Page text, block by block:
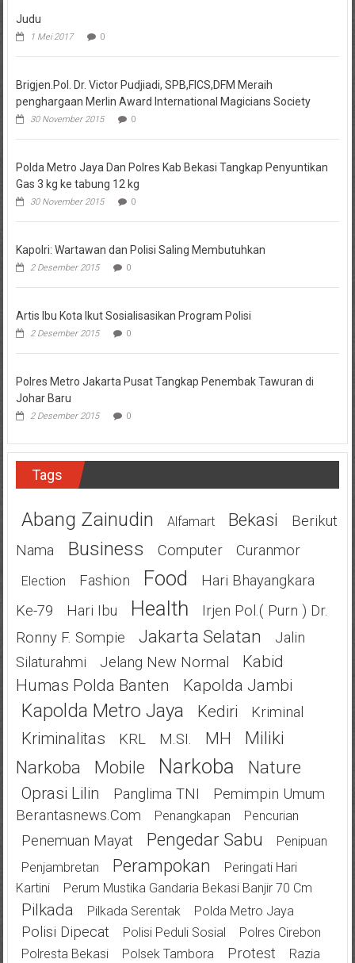
Judu
1 Mei 2017 0
Brigjen.Pol. Dr. Victor Pudjiadi, SPB,FICS,DFM Meraih
penghargaan Merlin Award International Magicians Society
30 November 2015 0
Polda Metro Jaya Dan Polres Kab Bekasi Tangkap Penyuntikan
Gas 3 kg ke tabung 12 kg
30 November 2015 0
Kapolri: Wartawan dan Polisi Saling Membutuhkan
2 Desember 2015 0
Artis Ibu Kota Ikut Sosialisasikan Program Polisi
2 Desember 2015 0
Polres Metro Jakarta Pusat Tangkap Penembak Tawuran di
Johar Baru
2 Desember 2015 0
Tags
Abang Zainudin Alfamart Bekasi
Berikut
Nama
Business Computer Curanmor
Election Fashion Food
Hari Bhayangkara
Ke-79
Hari Ibu Health
Irjen Pol.( Purn ) Dr.
Ronny F. Sompie
Jakarta Selatan
Jalin
Silaturahmi
Jelang New Normal
Kabid
Humas Polda Banten
Kapolda Jambi
Kapolda Metro Jaya Kediri Kriminal
Kriminalitas KRL M.SI. MH
Miliki
Narkoba
Mobile Narkoba Nature
Oprasi Lilin Panglima TNI
Pemimpin Umum
Berantasnews.com
Penangkapan Pencurian
Penemuan Mayat Pengedar Sabu
Penipuan
Penjambretan
Perampokan
Peringati Hari
Kartini
Perum Mustika Gandaria Bekasi Banjir 70 Cm
Pilkada Pilkada Serentak Polda Metro Jaya
Polisi Dipecat Polisi Peduli Sosial
Polres Cirebon
Polresta Bekasi
Polsek Tambora Protest Razia